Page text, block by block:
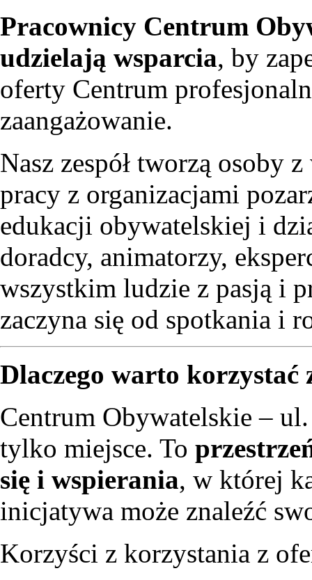
Pracownicy Centrum
udzielają wsparcia, by
oferty Centrum
zaangażowanie.
Nasz zespół tworzą osoby
pracy z organizacjami
edukacji obywatelskiej i
doradcy, animatorzy,
wszystkim ludzie z pasją i
zaczyna się od spotkania i
Dlaczego warto
Centrum Obywatelskie –
tylko miejsce. To
się i wspierania, w której
inicjatywa może znaleźć
Korzyści z korzystania z